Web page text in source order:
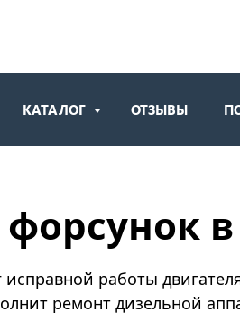
КАТАЛОГ ОТЗЫВЫ
работы
ремонт дизельной